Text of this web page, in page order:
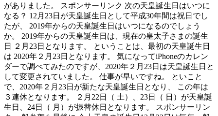
がありました。 スポンサーリンク 次の天皇誕生日はいつに
なる？ 12月23日が天皇誕生日として平成30年間は祝日でし
たが、 2019年からの天皇誕生日はいつになるのでしょう
か。 2019年からの天皇誕生日は、現在の皇太子さまの誕生
日 ２月23日となります。 ということは、最初の天皇誕生日
は 2020年２月23日となります。 気になってiPhoneのカレン
ダーで調べてみたのですが、2020年２月23日は天皇誕生日と
して変更されていました。 仕事が早いですね。 といこと
で、2020年２月23日が新たな天皇誕生日となり、 この年は
３連休となります。 ２月22日（ 土）、23日（ 日）が天皇誕
生日、24日（ 月）が振替休日となります。 スポンサーリン